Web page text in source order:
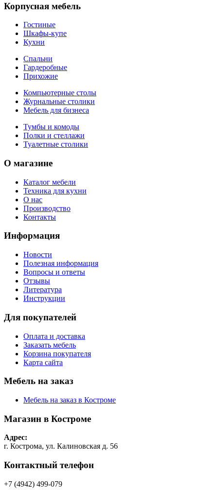
Корпусная мебель
Гостиные
Шкафы-купе
Кухни
Спальни
Гардеробные
Прихожие
Компьютерные столы
Журнальные столики
Мебель для бизнеса
Тумбы и комоды
Полки и стеллажи
Туалетные столики
О магазине
Каталог мебели
Техника для кухни
О нас
Производство
Контакты
Информация
Новости
Полезная информация
Вопросы и ответы
Отзывы
Литература
Инструкции
Для покупателей
Оплата и доставка
Заказать мебель
Корзина покупателя
Карта сайта
Мебель на заказ
Мебель на заказ в Костроме
Магазин в Костроме
Адрес:
г. Кострома, ул. Калиновская д. 56
Контактный телефон
+7 (4942) 499-079